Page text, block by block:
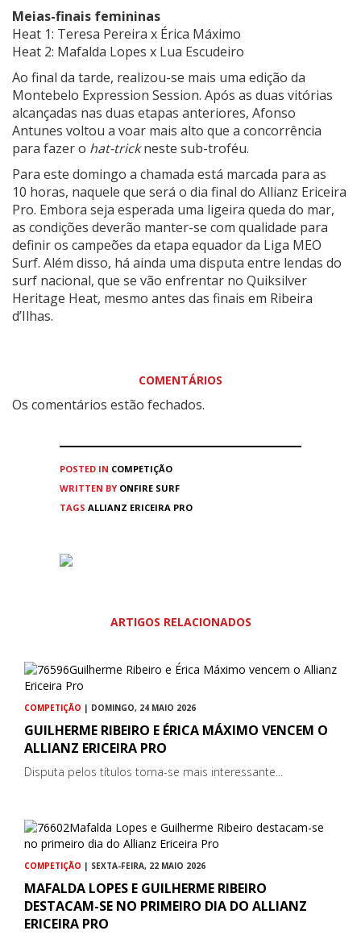
Meias-finais femininas
Heat 1: Teresa Pereira x Érica Máximo
Heat 2: Mafalda Lopes x Lua Escudeiro
Ao final da tarde, realizou-se mais uma edição da
Montebelo Expression Session. Após as duas vitórias
alcançadas nas duas etapas anteriores, Afonso
Antunes voltou a voar mais alto que a concorrência
para fazer o hat-trickneste sub-troféu.
Para este domingo a chamada está marcada para as
10 horas, naquele que será o dia final do Allianz Ericeira
Pro. Embora seja esperada uma ligeira queda do mar,
as condições deverão manter-se com qualidade para
definir os campeões da etapa equador da Liga MEO
Surf. Além disso, há ainda uma disputa entre lendas do
surf nacional, que se vão enfrentar no Quiksilver
Heritage Heat, mesmo antes das finais em Ribeira
d’Ilhas.
COMENTÁRIOS
Os comentários estão fechados.
POSTED IN COMPETIÇÃO
WRITTEN BY ONFIRE SURF
TAGS ALLIANZ ERICEIRA PRO
ARTIGOS RELACIONADOS
COMPETIÇÃO | DOMINGO, 24 MAIO 2026
GUILHERME RIBEIRO E ÉRICA MÁXIMO VENCEM O
ALLIANZ ERICEIRA PRO
Disputa pelos títulos torna-se mais interessante...
COMPETIÇÃO | SEXTA-FEIRA, 22 MAIO 2026
MAFALDA LOPES E GUILHERME RIBEIRO
DESTACAM-SE NO PRIMEIRO DIA DO ALLIANZ
ERICEIRA PRO